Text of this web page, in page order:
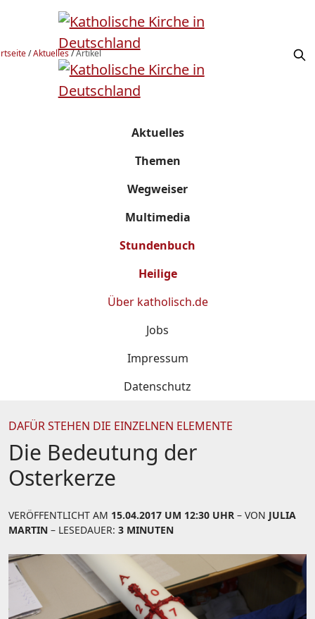
/Aktuelles/Artikel
Aktuelles
Themen
Wegweiser
Multimedia
Stundenbuch
Heilige
Über katholisch.de
Jobs
Impressum
Datenschutz
DAFÜR STEHEN DIE EINZELNEN ELEMENTE
Die Bedeutung der
Osterkerze
VERÖFFENTLICHT AM 15.04.2017 UM 12:30 UHR – VON JULIA
MARTIN – LESEDAUER: 3 MINUTEN